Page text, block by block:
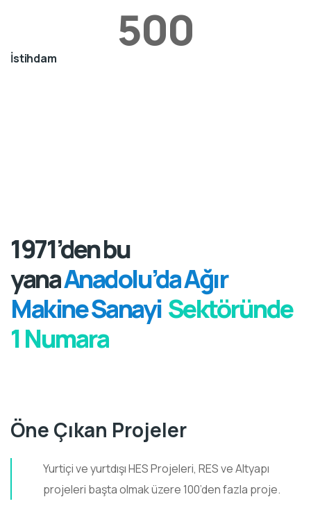
İstihdam
500
1971’den bu
yanaAnadolu’da Ağır
Makine Sanayi Sektöründe
1 Numara
Öne Çıkan Projeler
Yurtiçi ve yurtdışı HES Projeleri, RES ve Altyapı
projeleri başta olmak üzere 100’den fazla proje.